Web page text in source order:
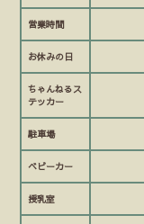
営業時間
お休みの日
ちゃんねるス
テッカー
駐車場
ベビーカー
授乳室